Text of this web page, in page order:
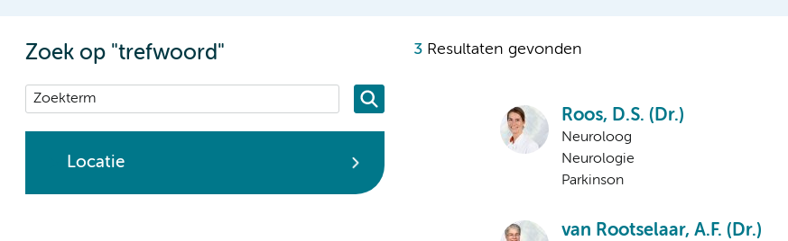
Zoek op "trefwoord"
Locatie
3 Resultaten gevonden
Roos, D.S. (Dr.)
Neuroloog
Neurologie
Parkinson
van Rootselaar, A.F. (Dr.)